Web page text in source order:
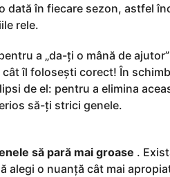
în fiecare sezon, astfel
rele.
a „da-ți o mână de
îl folosești corect! În
de el: pentru a elimina
să-ți strici genele.
să pară mai groase .
o nuanță cât mai